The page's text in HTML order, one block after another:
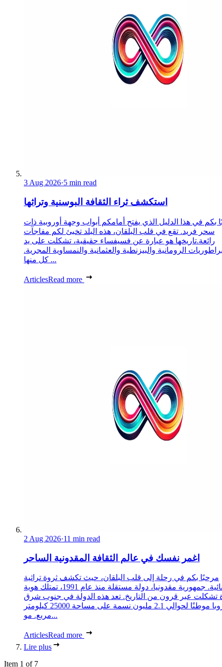
3 Aug 2026·5 min read
استكشف ثراء الثقافة البوسنية وتراثها
بكم في هذا الدليل الذي يفتح أمامكم أبواب وجهة أوروبية ذات
سحر فريد. تقع في قلب البلقان، هذه البلد تخبئ لكم مفاجآت
رائعة.تاريخها هو عبارة عن فسيفساء حقيقية، تشكلت على يد
الرومانية والبيزنطية والعثمانية والنمساوية المجرية.
كل منها ...
ArticlesRead more
2 Aug 2026·11 min read
اغمر نفسك في عالم الثقافة المقدونية الساحر
مرحبًا بكم في رحلة إلى قلب البلقان، حيث تكشف ثروة تراثية
استثنائية. جمهورية مقدونيا، دولة مستقلة منذ عام 1991، تمتلك هوية
تشكلت عبر قرون من التاريخ. تعد هذه الدولة في جنوب شرق
أوروبا موطنًا لحوالي 2.1 مليون نسمة على مساحة 25000 كيلومتر
مربع. مو...
ArticlesRead more
Lire plus
Item 1 of 7